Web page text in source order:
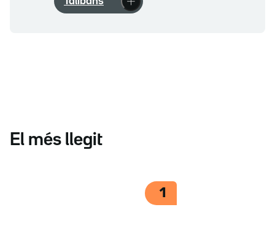
El més llegit
1